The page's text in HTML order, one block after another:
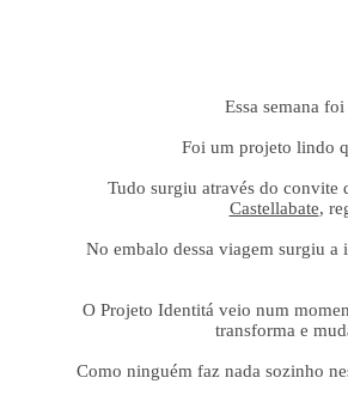
Essa semana
Foi um projeto lindo
Tudo surgiu através do convite
Castellabate,
No embalo dessa viagem surgiu
O Projeto Identitá veio num
transforma e
Como ninguém faz nada sozinho